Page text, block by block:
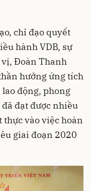
chỉ đạo quyết
hành VDB, sự
vị, Đoàn Thanh
hưởng ứng tích
động, phong
đạt được nhiều
vào việc hoàn
giai đoạn 2020